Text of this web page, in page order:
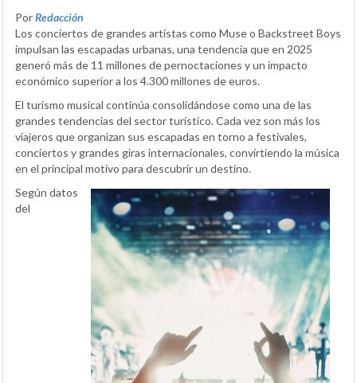
PorRedacción
Los conciertos de grandes artistas como Muse o Backstreet Boys
impulsan las escapadas urbanas, una tendencia que en 2025
generó más de 11 millones de pernoctaciones y un impacto
económico superior a los 4.300 millones de euros.
El turismo musical continúa consolidándose como una de las
grandes tendencias del sector turístico. Cada vez son más los
viajeros que organizan sus escapadas en torno a festivales,
conciertos y grandes giras internacionales, convirtiendo la música
en el principal motivo para descubrir un destino.
Según datos
del